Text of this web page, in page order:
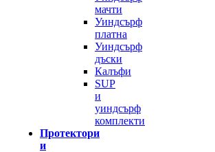
мачти
Уиндсърф
платна
Уиндсърф
дъски
Калъфи
SUP
и
уиндсърф
комплекти
Протектори
и